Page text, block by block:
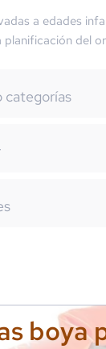
a edades
planificación del
categorías
boya